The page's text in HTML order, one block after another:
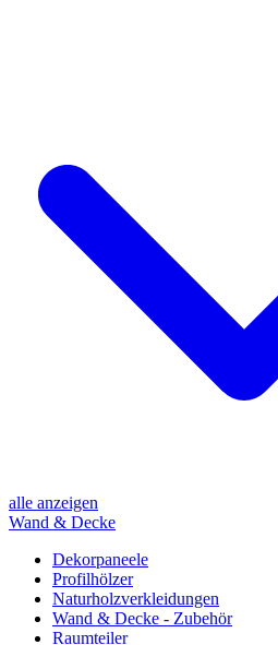
alle anzeigen
Wand & Decke
Dekorpaneele
Profilhölzer
Naturholzverkleidungen
Wand & Decke - Zubehör
Raumteiler